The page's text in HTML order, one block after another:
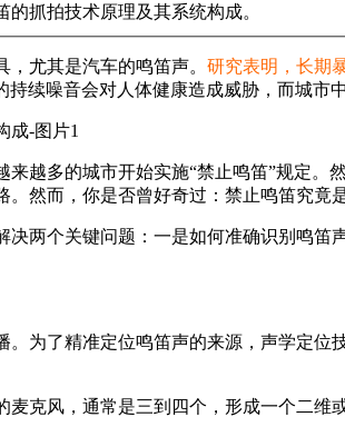
抓拍技术原理及其系统构成。
尤其是汽车的鸣笛声。 研究表明，长期
续噪音会对人体健康造成威胁，而城市
来越多的城市开始实施“禁止鸣笛”规定
然而，你是否曾好奇过：禁止鸣笛究竟
决两个关键问题：一是如何准确识别鸣
。为了精准定位鸣笛声的来源，声学定
克风，通常是三到四个，形成一个二